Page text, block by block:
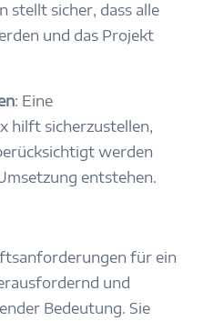
stellt sicher, dass alle
und das Projekt
: Eine
hilft sicherzustellen,
werden
entstehen.
für ein
und
Bedeutung. Sie